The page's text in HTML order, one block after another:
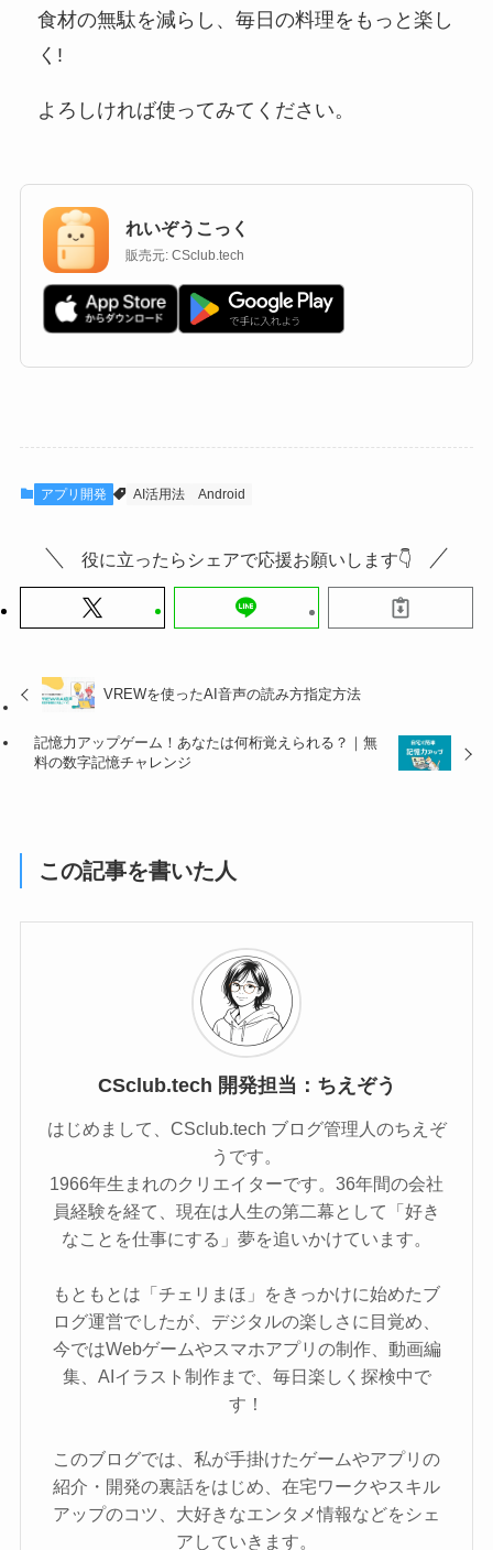
食材の無駄を減らし、毎日の料理をもっと楽し
く!
よろしければ使ってみてください。
れいぞうこっく
販売元: CSclub.tech
アプリ開発 AI活用法 Android
役に立ったらシェアで応援お願いします👇
VREWを使ったAI音声の読み方指定方法
記憶力アップゲーム！あなたは何桁覚えられる？｜無
料の数字記憶チャレンジ
この記事を書いた人
CSclub.tech 開発担当：ちえぞう
はじめまして、CSclub.tech ブログ管理人のちえぞ
うです。
1966年生まれのクリエイターです。36年間の会社
員経験を経て、現在は人生の第二幕として「好き
なことを仕事にする」夢を追いかけています。
もともとは「チェリまほ」をきっかけに始めたブ
ログ運営でしたが、デジタルの楽しさに目覚め、
今ではWebゲームやスマホアプリの制作、動画編
集、AIイラスト制作まで、毎日楽しく探検中で
す！
このブログでは、私が手掛けたゲームやアプリの
紹介・開発の裏話をはじめ、在宅ワークやスキル
アップのコツ、大好きなエンタメ情報などをシェ
アしていきます。